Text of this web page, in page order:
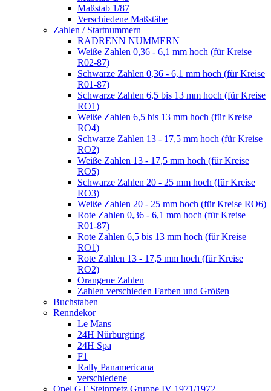
Maßstab 1/87
Verschiedene Maßstäbe
Zahlen / Startnummern
RADRENN NUMMERN
Weiße Zahlen 0,36 - 6,1 mm hoch (für Kreise
R02-87)
Schwarze Zahlen 0,36 - 6,1 mm hoch (für Kreise
R01-87)
Schwarze Zahlen 6,5 bis 13 mm hoch (für Kreise
RO1)
Weiße Zahlen 6,5 bis 13 mm hoch (für Kreise
RO4)
Schwarze Zahlen 13 - 17,5 mm hoch (für Kreise
RO2)
Weiße Zahlen 13 - 17,5 mm hoch (für Kreise
RO5)
Schwarze Zahlen 20 - 25 mm hoch (für Kreise
RO3)
Weiße Zahlen 20 - 25 mm hoch (für Kreise RO6)
Rote Zahlen 0,36 - 6,1 mm hoch (für Kreise
R01-87)
Rote Zahlen 6,5 bis 13 mm hoch (für Kreise
RO1)
Rote Zahlen 13 - 17,5 mm hoch (für Kreise
RO2)
Orangene Zahlen
Zahlen verschieden Farben und Größen
Buchstaben
Renndekor
Le Mans
24H Nürburgring
24H Spa
F1
Rally Panamericana
verschiedene
Opel GT Steinmetz Gruppe IV 1971/1972